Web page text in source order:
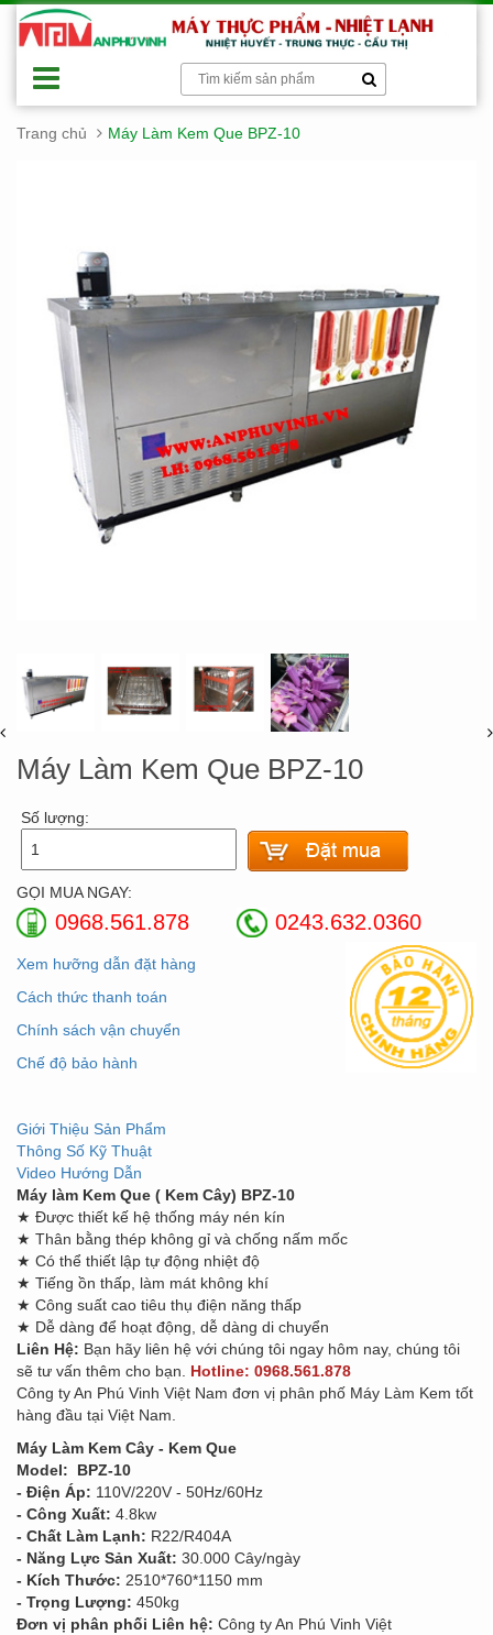
Trang chủ Máy Làm Kem Que BPZ-10
Máy Làm Kem Que BPZ-10
Số lượng:
GỌI MUA NGAY:
0968.561.878 0243.632.0360
Xem hưỡng dẫn đặt hàng
Cách thức thanh toán
Chính sách vận chuyển
Chế độ bảo hành
Giới Thiệu Sản Phẩm
Thông Số Kỹ Thuật
Video Hướng Dẫn
Máy làm Kem Que ( Kem Cây) BPZ-10
★ Được thiết kế hệ thống máy nén kín
★ Thân bằng thép không gỉ và chống nấm mốc
★ Có thể thiết lập tự động nhiệt độ
★ Tiếng ồn thấp, làm mát không khí
★ Công suất cao tiêu thụ điện năng thấp
★ Dễ dàng để hoạt động, dễ dàng di chuyển
Liên Hệ: Bạn hãy liên hệ với chúng tôi ngay hôm nay, chúng tôi
sẽ tư vấn thêm cho bạn. Hotline: 0968.561.878
Công ty An Phú Vinh Việt Nam đơn vị phân phố Máy Làm Kem tốt
hàng đầu tại Việt Nam.
Máy Làm Kem Cây - Kem Que
Model: BPZ-10
- Điện Áp: 110V/220V - 50Hz/60Hz
- Công Xuất: 4.8kw
- Chất Làm Lạnh: R22/R404A
- Năng Lực Sản Xuất: 30.000 Cây/ngày
- Kích Thước: 2510*760*1150 mm
- Trọng Lượng: 450kg
Đơn vị phân phối Liên hệ: Công ty An Phú Vinh Việt